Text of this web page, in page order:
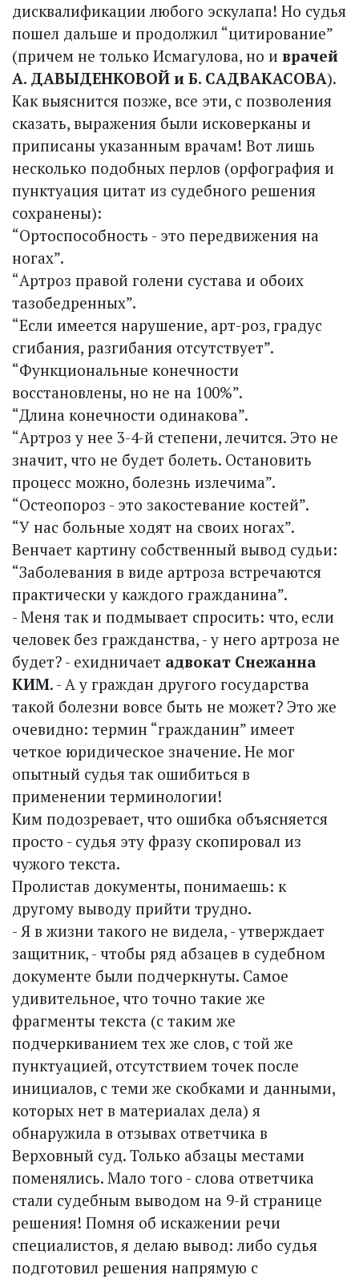
дисквалификации любого эскулапа! Но судья
пошел дальше и продолжил “цитирование”
(причем не только Исмагулова, но и врачей
А. ДАВЫДЕНКОВОЙ и Б. САДВАКАСОВА).
Как выяснится позже, все эти, с позволения
сказать, выражения были исковерканы и
приписаны указанным врачам! Вот лишь
несколько подобных перлов (орфография и
пунктуация цитат из судебного решения
сохранены):
“Ортоспособность - это передвижения на
ногах”.
“Артроз правой голени сустава и обоих
тазобедренных”.
“Если имеется нарушение, арт-роз, градус
сгибания, разгибания отсутствует”.
“Функциональные конечности
восстановлены, но не на 100%”.
“Длина конечности одинакова”.
“Артроз у нее 3-4-й степени, лечится. Это не
значит, что не будет болеть. Остановить
процесс можно, болезнь излечима”.
“Остеопороз - это закостевание костей”.
“У нас больные ходят на своих ногах”.
Венчает картину собственный вывод судьи:
“Заболевания в виде артроза встречаются
практически у каждого гражданина”.
- Меня так и подмывает спросить: что, если
человек без гражданства, - у него артроза не
будет? - ехидничает адвокат Снежанна
КИМ. - А у граждан другого государства
такой болезни вовсе быть не может? Это же
очевидно: термин “гражданин” имеет
четкое юридическое значение. Не мог
опытный судья так ошибиться в
применении терминологии!
Ким подозревает, что ошибка объясняется
просто - судья эту фразу скопировал из
чужого текста.
Пролистав документы, понимаешь: к
другому выводу прийти трудно.
- Я в жизни такого не видела, - утверждает
защитник, - чтобы ряд абзацев в судебном
документе были подчеркнуты. Самое
удивительное, что точно такие же
фрагменты текста (с таким же
подчеркиванием тех же слов, с той же
пунктуацией, отсутствием точек после
инициалов, с теми же скобками и данными,
которых нет в материалах дела) я
обнаружила в отзывах ответчика в
Верховный суд. Только абзацы местами
поменялись. Мало того - слова ответчика
стали судебным выводом на 9-й странице
решения! Помня об искажении речи
специалистов, я делаю вывод: либо судья
подготовил решения напрямую с